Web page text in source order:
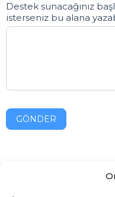
Destek sunacağınız
isterseniz bu alana
GÖNDER